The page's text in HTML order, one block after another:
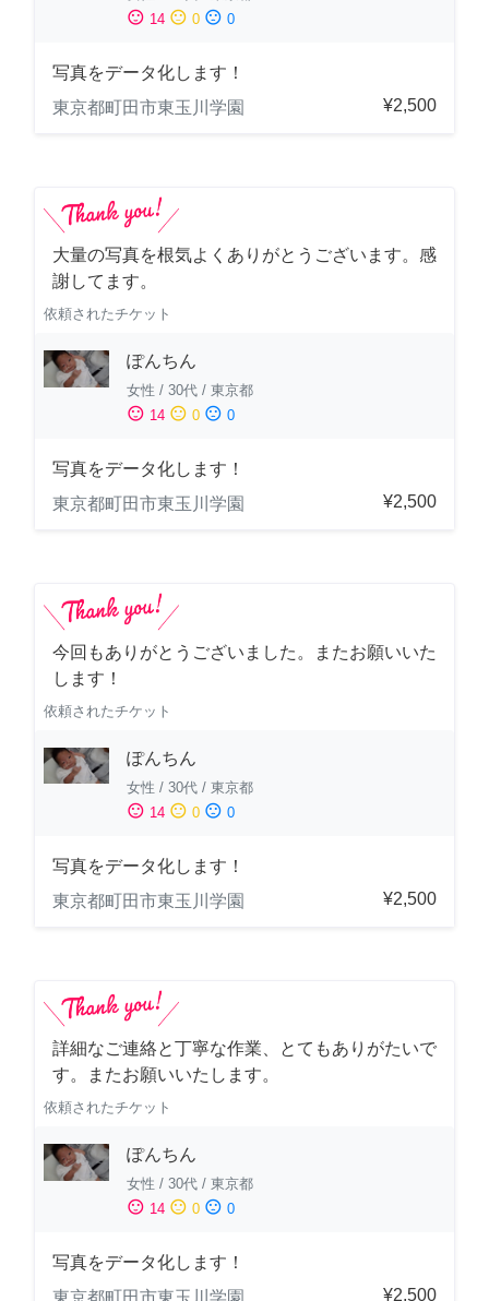
sentiment_satisfied 14 sentiment_neutral 0 sentiment_dissatisfied 0
写真をデータ化します！
東京都町田市東玉川学園
¥2,500
大量の写真を根気よくありがとうございます。感
謝してます。
依頼されたチケット
ぽんちん
女性 / 30代 / 東京都
sentiment_satisfied 14 sentiment_neutral 0 sentiment_dissatisfied 0
写真をデータ化します！
東京都町田市東玉川学園
¥2,500
今回もありがとうございました。またお願いいた
します！
依頼されたチケット
ぽんちん
女性 / 30代 / 東京都
sentiment_satisfied 14 sentiment_neutral 0 sentiment_dissatisfied 0
写真をデータ化します！
東京都町田市東玉川学園
¥2,500
詳細なご連絡と丁寧な作業、とてもありがたいで
す。またお願いいたします。
依頼されたチケット
ぽんちん
女性 / 30代 / 東京都
sentiment_satisfied 14 sentiment_neutral 0 sentiment_dissatisfied 0
写真をデータ化します！
東京都町田市東玉川学園
¥2,500